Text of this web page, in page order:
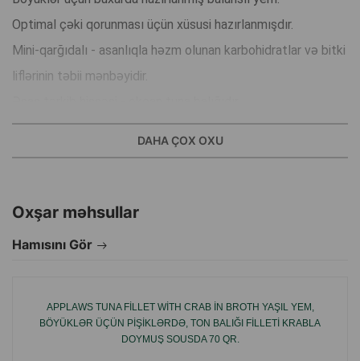
Optimal çəki qorunması üçün xüsusi hazırlanmışdır.
Mini-qarğıdalı - asanlıqla həzm olunan karbohidratlar və bitki
liflərinin təbii mənbəyidir.
Balqabaq - super qida, vitaminlərin, antioksidantların
mənbəyidir, bu da pişikinizin gündəlik rasionunu qorumağa
Bağırsaq sağlamlığını dəstəkləyən prebiyotik olan frukto-
DAHA ÇOX OXU
Oxşar məhsullar
Hamısını Gör
APPLAWS TUNA FILLET WITH CRAB IN BROTH YAŞIL YEM,
BÖYÜKLƏR ÜÇÜN PIŞIKLƏRDƏ, TON BALIĞI FILLETI KRABLA
DOYMUŞ SOUSDA 70 QR.